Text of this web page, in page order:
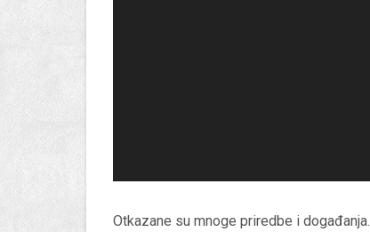
Otkazane su mnoge priredbe i događanja.